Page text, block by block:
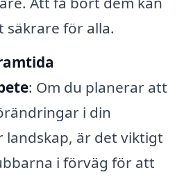
säkrare för alla.
: Om du planerar att
i din
är det viktigt
i förväg för att